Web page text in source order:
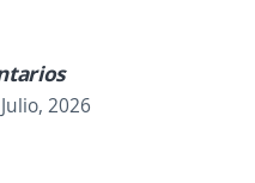
Julio, 2026